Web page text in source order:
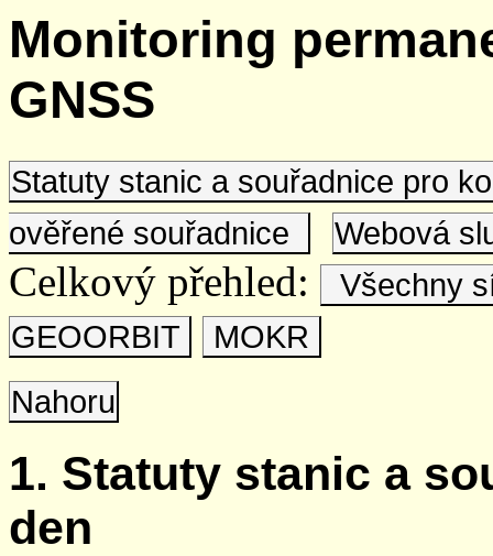
Monitoring
GNSS
Statuty stanic a souřadnice pro
ověřené souřadnice
Webová
Celkový přehled:
Všechny
GEOORBIT
MOKR
Nahoru
1. Statuty stanic a
den